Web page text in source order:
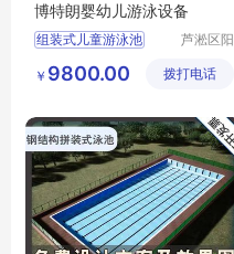
博特朗婴幼儿游泳设备
组装式儿童游泳池
博特朗婴幼儿游泳设备
芦淞区阳
童游泳馆
￥ 9800.00 拨打电话